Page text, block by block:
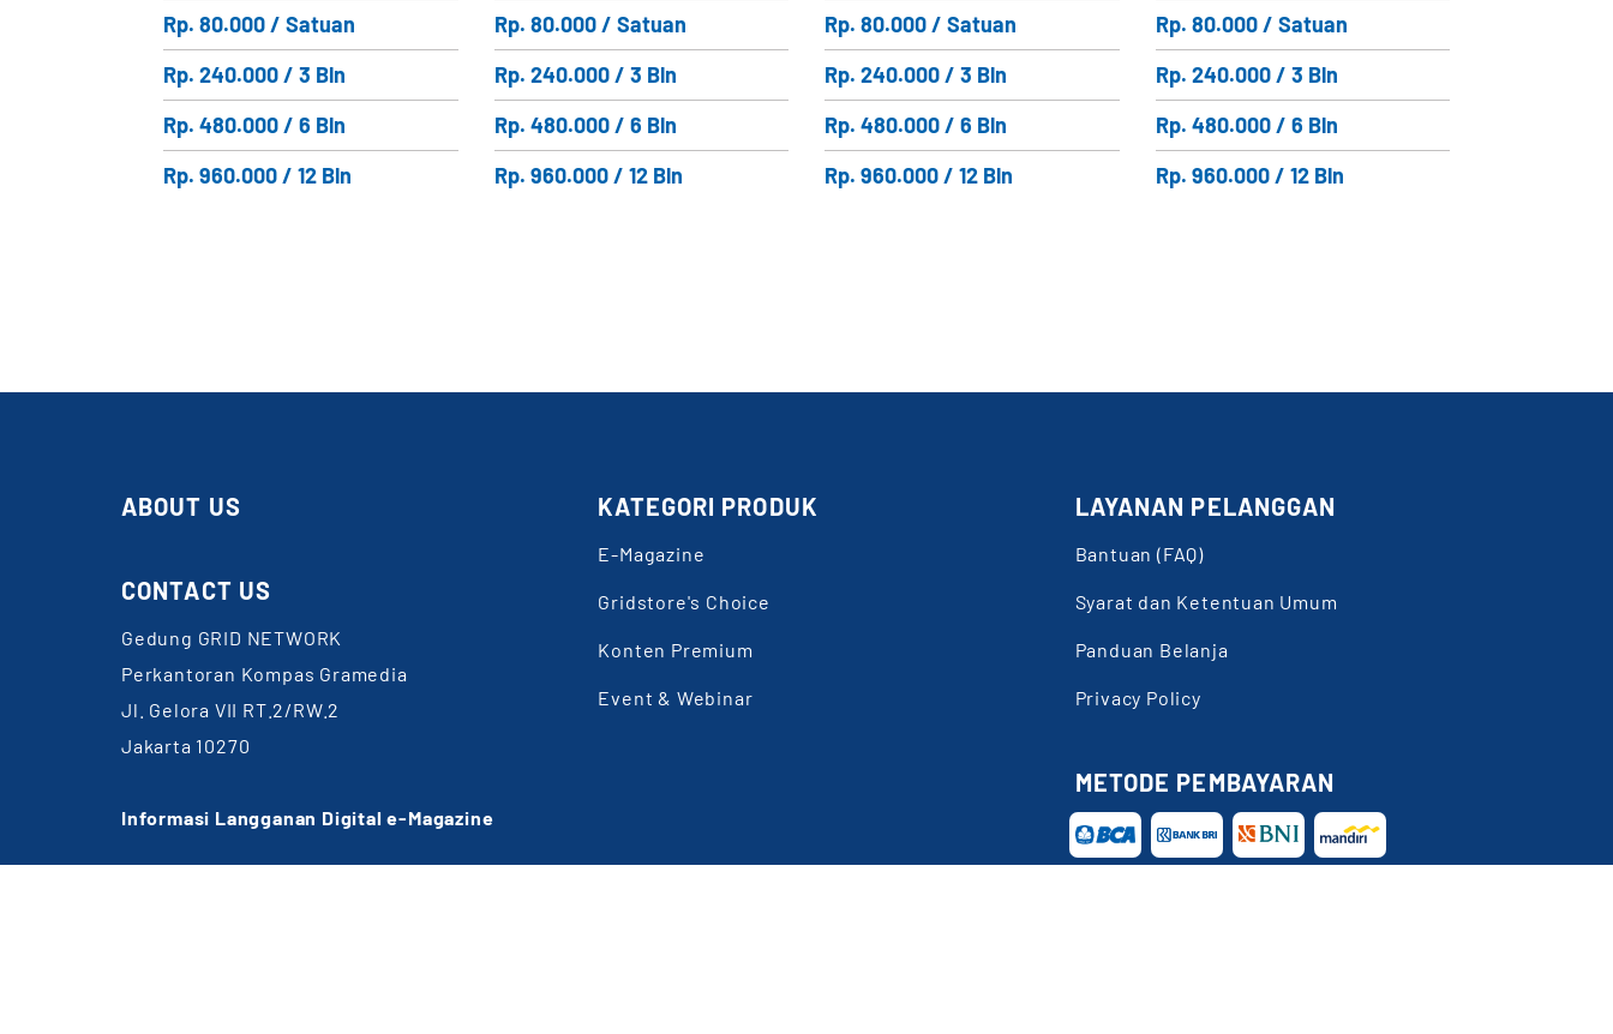
Rp. 80.000 / Satuan
Rp. 240.000 / 3 Bln
Rp. 480.000 / 6 Bln
Rp. 960.000 / 12 Bln
Rp. 80.000 / Satuan
Rp. 240.000 / 3 Bln
Rp. 480.000 / 6 Bln
Rp. 960.000 / 12 Bln
Rp. 80.000 / Satuan
Rp. 240.000 / 3 Bln
Rp. 480.000 / 6 Bln
Rp. 960.000 / 12 Bln
Rp. 80.000 / Satuan
Rp. 240.000 / 3 Bln
Rp. 480.000 / 6 Bln
Rp. 960.000 / 12 Bln
Bantuan?
ABOUT US
CONTACT US
Gedung GRID NETWORK
Perkantoran Kompas Gramedia
Jl. Gelora VII RT.2/RW.2
Jakarta 10270
Informasi Langganan Digital e-Magazine
WA: 0857-1832-6891
KATEGORI PRODUK
E-Magazine
Gridstore's Choice
Konten Premium
Event & Webinar
LAYANAN PELANGGAN
Bantuan (FAQ)
Syarat dan Ketentuan Umum
Panduan Belanja
Privacy Policy
METODE PEMBAYARAN